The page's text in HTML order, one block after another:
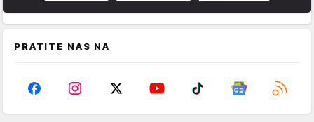
PRATITE NAS NA